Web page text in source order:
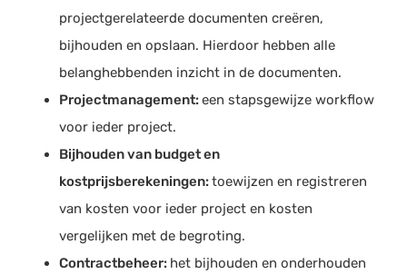
projectgerelateerde documenten creëren,
bijhouden en opslaan. Hierdoor hebben alle
belanghebbenden inzicht in de documenten.
Projectmanagement:een stapsgewijze workflow
voor ieder project.
Bijhouden van budget en
kostprijsberekeningen:toewijzen en registreren
van kosten voor ieder project en kosten
vergelijken met de begroting.
Contractbeheer: het bijhouden en onderhouden